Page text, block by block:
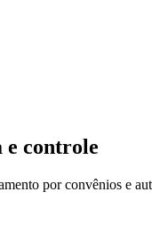
e controle
por convênios e